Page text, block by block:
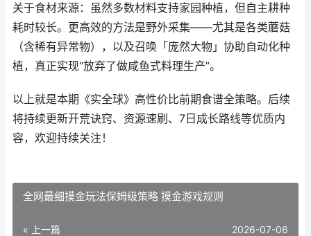
关于食材来源：虽然多数材料支持家园种植，但自主耕种
耗时较长。更高效的方法是野外采集——尤其是各类蘑菇
（含稀有异常物），以及召唤「庞然大物」协助自动化种
植，真正实现“放弃了做咸鱼式料理生产”。
以上就是本期《实全球》高性价比前期食谱全策略。后续
将持续更新开荒诀窍、资源速刷、7日成长路线等优质内
容，欢迎持续关注！
全网最细摸金玩法保姆级策略 摸金游戏规则
« 上一篇 2026-07-06